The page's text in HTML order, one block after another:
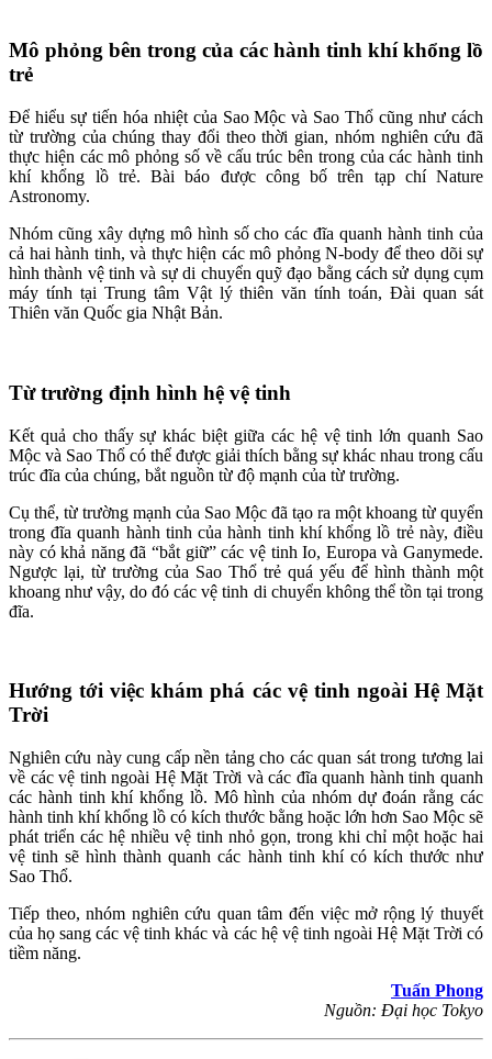
Mô phỏng bên trong của các hành tinh khí khổng lồ
trẻ
Để hiểu sự tiến hóa nhiệt của Sao Mộc và Sao Thổ cũng như cách
từ trường của chúng thay đổi theo thời gian, nhóm nghiên cứu đã
thực hiện các mô phỏng số về cấu trúc bên trong của các hành tinh
khí khổng lồ trẻ. Bài báo được công bố trên tạp chí Nature
Astronomy.
Nhóm cũng xây dựng mô hình số cho các đĩa quanh hành tinh của
cả hai hành tinh, và thực hiện các mô phỏng N-body để theo dõi sự
hình thành vệ tinh và sự di chuyển quỹ đạo bằng cách sử dụng cụm
máy tính tại Trung tâm Vật lý thiên văn tính toán, Đài quan sát
Thiên văn Quốc gia Nhật Bản.
Từ trường định hình hệ vệ tinh
Kết quả cho thấy sự khác biệt giữa các hệ vệ tinh lớn quanh Sao
Mộc và Sao Thổ có thể được giải thích bằng sự khác nhau trong cấu
trúc đĩa của chúng, bắt nguồn từ độ mạnh của từ trường.
Cụ thể, từ trường mạnh của Sao Mộc đã tạo ra một khoang từ quyển
trong đĩa quanh hành tinh của hành tinh khí khổng lồ trẻ này, điều
này có khả năng đã “bắt giữ” các vệ tinh Io, Europa và Ganymede.
Ngược lại, từ trường của Sao Thổ trẻ quá yếu để hình thành một
khoang như vậy, do đó các vệ tinh di chuyển không thể tồn tại trong
đĩa.
Hướng tới việc khám phá các vệ tinh ngoài Hệ Mặt
Trời
Nghiên cứu này cung cấp nền tảng cho các quan sát trong tương lai
về các vệ tinh ngoài Hệ Mặt Trời và các đĩa quanh hành tinh quanh
các hành tinh khí khổng lồ. Mô hình của nhóm dự đoán rằng các
hành tinh khí khổng lồ có kích thước bằng hoặc lớn hơn Sao Mộc sẽ
phát triển các hệ nhiều vệ tinh nhỏ gọn, trong khi chỉ một hoặc hai
vệ tinh sẽ hình thành quanh các hành tinh khí có kích thước như
Sao Thổ.
Tiếp theo, nhóm nghiên cứu quan tâm đến việc mở rộng lý thuyết
của họ sang các vệ tinh khác và các hệ vệ tinh ngoài Hệ Mặt Trời có
tiềm năng.
Tuấn Phong
Nguồn: Đại học Tokyo